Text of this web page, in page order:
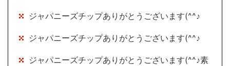
ジャパニーズチップありがとうございます(^^♪
ジャパニーズチップありがとうございます(^^♪
ジャパニーズチップありがとうございます(^^♪素